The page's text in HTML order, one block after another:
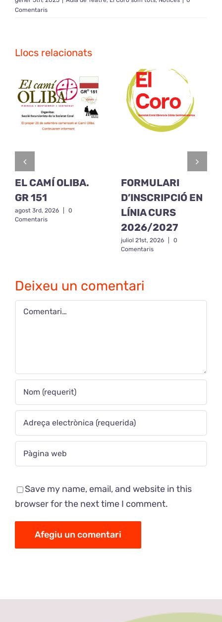
Comentaris
Llocs relacionats
EL CAMÍ OLIBA.
GR 151
agost 3rd, 2026
0
Comentaris
FORMULARI
D’INSCRIPCIÓ EN
LÍNIA CURS
2026/2027
juliol 21st, 2026
0
Comentaris
Deixeu un comentari
Comment
Save my name, email, and website in this
browser for the next time I comment.